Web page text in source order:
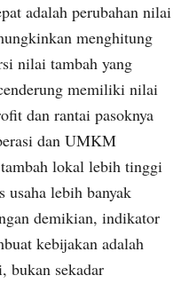
adalah perubahan nilai
menghitung
nilai tambah yang
memiliki nilai
dan rantai pasoknya
dan UMKM
lokal lebih tinggi
usaha lebih banyak
demikian, indikator
kebijakan adalah
bukan sekadar